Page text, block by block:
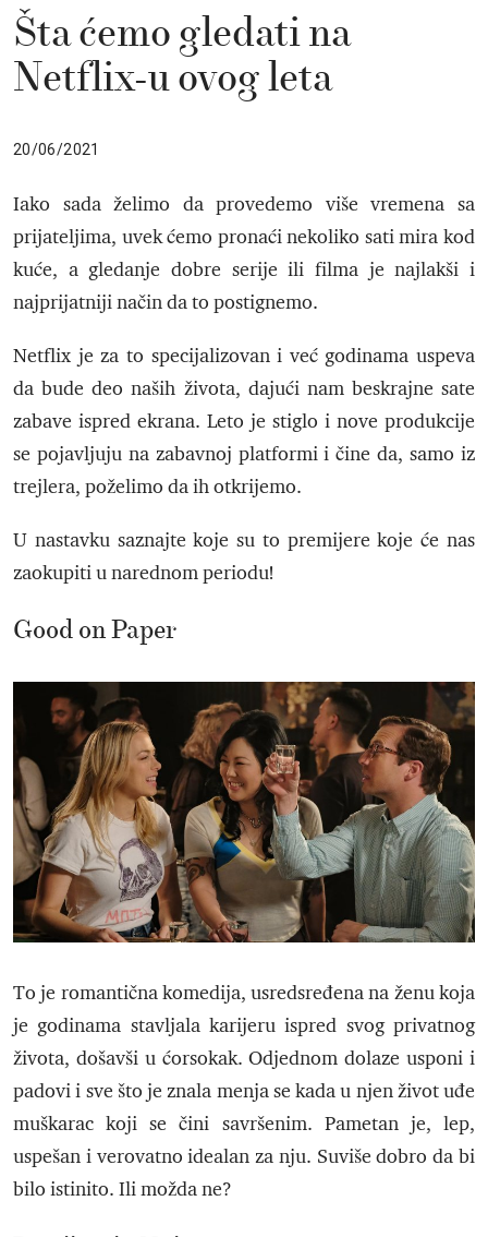
Šta ćemo gledati na
Netflix-u ovog leta
20/06/2021
Iako sada želimo da provedemo više vremena sa
prijateljima, uvek ćemo pronaći nekoliko sati mira kod
kuće, a gledanje dobre serije ili filma je najlakši i
najprijatniji način da to postignemo.
Netflix je za to specijalizovan i već godinama uspeva
da bude deo naših života, dajući nam beskrajne sate
zabave ispred ekrana. Leto je stiglo i nove produkcije
se pojavljuju na zabavnoj platformi i čine da, samo iz
trejlera, poželimo da ih otkrijemo.
U nastavku saznajte koje su to premijere koje će nas
zaokupiti u narednom periodu!
Good on Paper
To je romantična komedija, usredsređena na ženu koja
je godinama stavljala karijeru ispred svog privatnog
života, došavši u ćorsokak. Odjednom dolaze usponi i
padovi i sve što je znala menja se kada u njen život uđe
muškarac koji se čini savršenim. Pametan je, lep,
uspešan i verovatno idealan za nju. Suviše dobro da bi
bilo istinito. Ili možda ne?